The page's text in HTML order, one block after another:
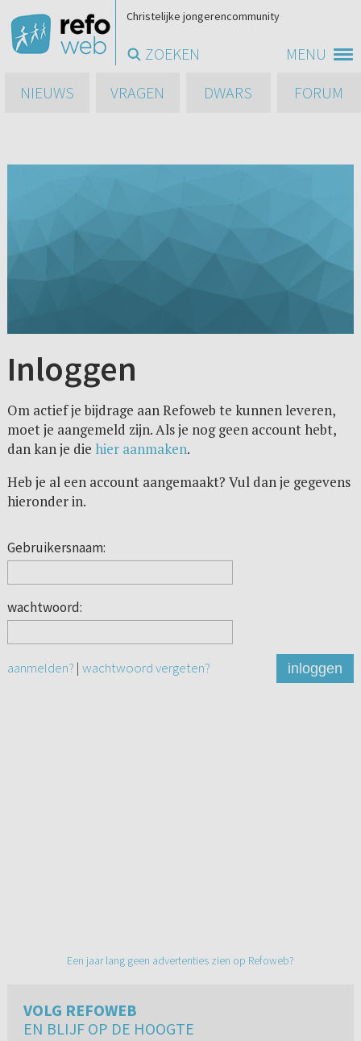
MENU
Christelijke jongerencommunity
ZOEKEN
NIEUWS
VRAGEN DWARS FORUM
Inloggen
Om actief je bijdrage aan Refoweb te kunnen leveren,
moet je aangemeld zijn. Als je nog geen account hebt,
dan kan je die hier aanmaken.
Heb je al een account aangemaakt? Vul dan je gegevens
hieronder in.
Gebruikersnaam:
wachtwoord:
aanmelden? | wachtwoord vergeten? inloggen
Een jaar lang geen advertenties zien op Refoweb?
VOLG REFOWEB
EN BLIJF OP DE HOOGTE